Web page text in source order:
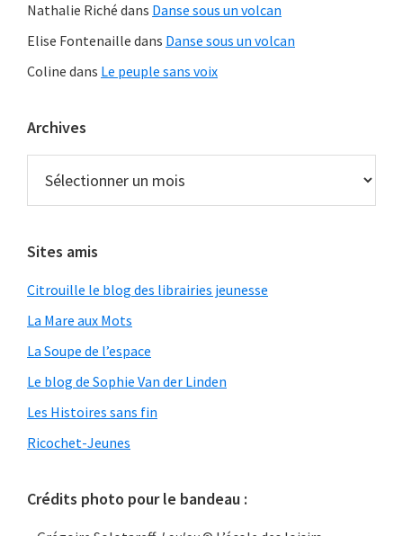
Nathalie Riché dans Danse sous un volcan
Elise Fontenaille dans Danse sous un volcan
Coline dans Le peuple sans voix
Archives
Sites amis
Citrouille le blog des librairies jeunesse
La Mare aux Mots
La Soupe de l’espace
Le blog de Sophie Van der Linden
Les Histoires sans fin
Ricochet-Jeunes
Crédits photo pour le bandeau :